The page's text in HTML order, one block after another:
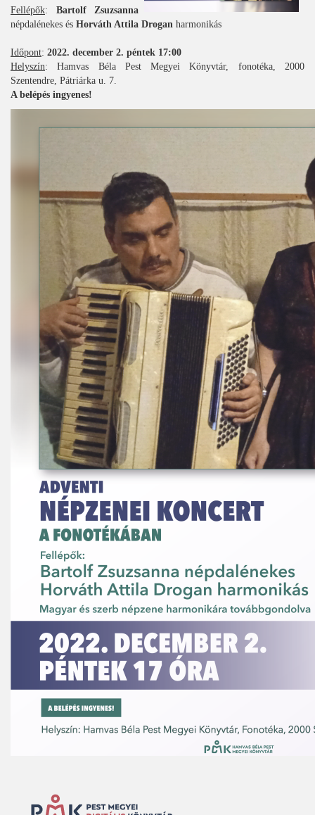
Fellépők: Bartolf Zsuzsanna
népdalénekes és Horváth Attila Drogan harmonikás
Időpont: 2022. december 2. péntek 17:00
Helyszín: Hamvas Béla Pest Megyei Könyvtár, fonotéka, 2000
Szentendre, Pátriárka u. 7.
A belépés ingyenes!